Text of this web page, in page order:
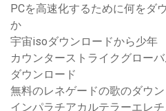
PCを高速化するために何をダ
か
宇宙isoダウンロードから少年
カウンターストライクグロー
ダウンロード
無料のレネゲードの歌のダウ
インパラチアカルテラーエレ